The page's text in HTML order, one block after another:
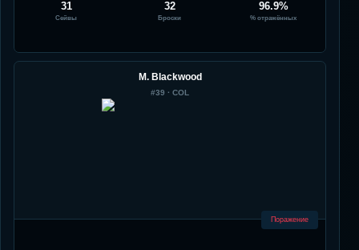
31
Сейвы
32
Броски
96.9%
% отражённых
M. Blackwood
#39 · COL
Поражение